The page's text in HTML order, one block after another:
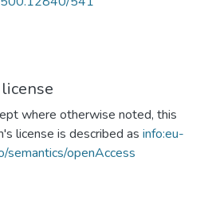
where otherwise noted, this
license is described as info:eu-
semantics/openAccess